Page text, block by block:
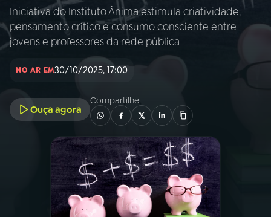
AO VIVO
INÍCIO
PROGRAMAS
PODCASTS
Iniciativa do Instituto Ânima estimula criatividade,
pensamento crítico e consumo consciente entre
jovens e professores da rede pública
NO AR EM30/10/2025, 17:00
Ouça agora
Compartilhe